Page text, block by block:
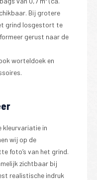
Bij grotere
grind losgestort te
gerust naar de
worteldoek en
kleurvariatie in
wij op de
foto’s van het grind.
zichtbaar bij
realistische indruk